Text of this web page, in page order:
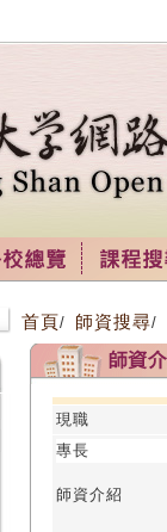
首頁/ 師資搜尋/
現職
專長
師資介紹